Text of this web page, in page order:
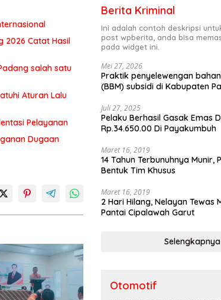
2026 Catat Hasil
salah satu
Aturan Lalu
Pelayanan
Dugaan
Berita Kriminal
Ini adalah contoh deskripsi
post wpberita, anda bisa
pada widget ini.
Mei 27, 2026
Praktik penyelewengan
(BBM) subsidi di Kabupaten
Juli 27, 2025
Pelaku Berhasil Gasak Emas
Rp.34.650.00 Di Payakumbuh
Maret 16, 2019
14 Tahun Terbunuhnya Munir,
Bentuk Tim Khusus
Maret 16, 2019
2 Hari Hilang, Nelayan Tewas
Pantai Cipalawah Garut
Selengkapnya
Otomotif